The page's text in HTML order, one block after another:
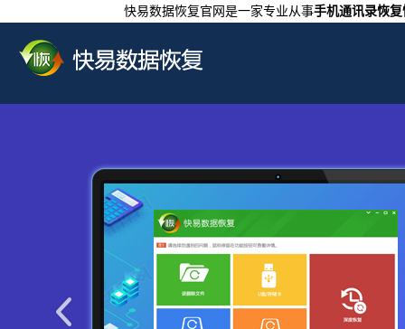
快易数据恢复官网是一家专业从事手机通讯录恢